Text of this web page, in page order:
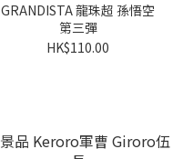
GRANDISTA 龍珠超 孫悟空
第三彈
HK$110.00